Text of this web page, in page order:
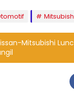
Mitsubishi